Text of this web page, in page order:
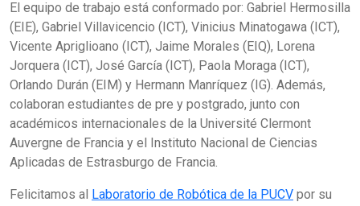
El equipo de trabajo está conformado por: Gabriel Hermosilla
(EIE), Gabriel Villavicencio (ICT), Vinicius Minatogawa (ICT),
Vicente Apriglioano (ICT), Jaime Morales (EIQ), Lorena
Jorquera (ICT), José García (ICT), Paola Moraga (ICT),
Orlando Durán (EIM) y Hermann Manríquez (IG). Además,
colaboran estudiantes de pre y postgrado, junto con
académicos internacionales de la Université Clermont
Auvergne de Francia y el Instituto Nacional de Ciencias
Aplicadas de Estrasburgo de Francia.
Felicitamos al Laboratorio de Robótica de la PUCV por su